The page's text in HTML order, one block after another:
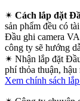
✴ Cách lắp đặt
sản phẩm đều có
Đầu ghi camera
công ty sẽ hướng
✴ Nhận lắp đặt
phí thỏa thuận, hậu
Xem chính sách